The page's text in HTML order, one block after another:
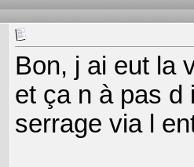
Bon, j ai eut la
et ça n à pas d
serrage via l